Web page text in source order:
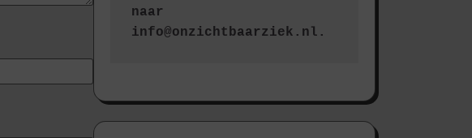
naar
info@onzichtbaarziek.nl.